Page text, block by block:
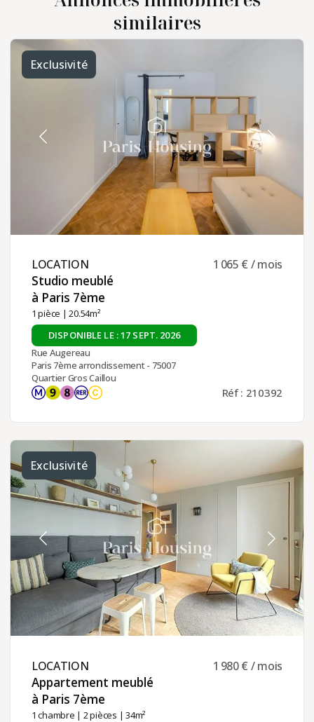
similaires
Exclusivité
LOCATION ​
Studio meublé
à Paris 7ème ​
1 pièce | 20.54m²
1 065 € / mois
DISPONIBLE LE : 17 SEPT. 2026
Rue Augereau
Paris 7ème arrondissement - 75007
Quartier Gros Caillou
Réf : 210392
Exclusivité
LOCATION ​
Appartement meublé
à Paris 7ème ​
1 chambre | 2 pièces | 34m²
1 980 € / mois